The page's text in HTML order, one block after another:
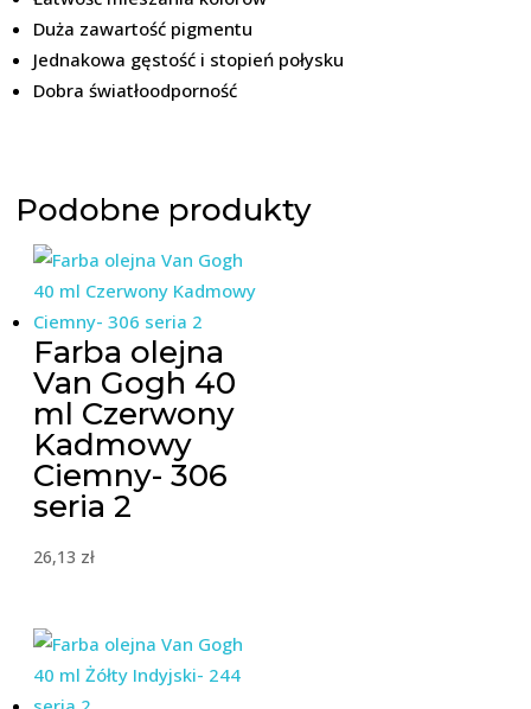
Duża zawartość pigmentu
Jednakowa gęstość i stopień połysku
Dobra światłoodporność
Podobne produkty
Farba olejna
Van Gogh 40
ml Czerwony
Kadmowy
Ciemny- 306
seria 2
26,13 zł